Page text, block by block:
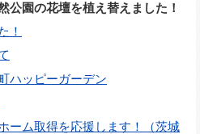
公園の花壇を植え替えました！
！
ハッピーガーデン
ーム取得を応援します！（茨城